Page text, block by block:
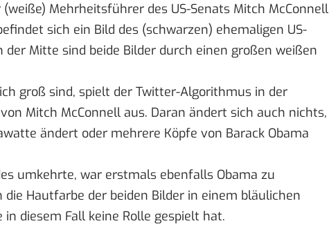
Mehrheitsführer des US-Senats Mitch McConnell
sich ein Bild des (schwarzen) ehemaligen US-
der Mitte sind beide Bilder durch einen großen weißen
groß sind, spielt der Twitter-Algorithmus in der
Mitch McConnell aus. Daran ändert sich auch nichts,
ändert oder mehrere Köpfe von Barack Obama
umkehrte, war erstmals ebenfalls Obama zu
die Hautfarbe der beiden Bilder in einem bläulichen
diesem Fall keine Rolle gespielt hat.